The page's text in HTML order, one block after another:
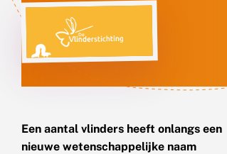
Een aantal vlinders heeft onlangs een
nieuwe wetenschappelijke naam